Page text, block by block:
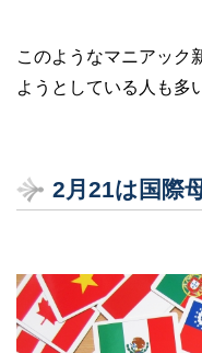
このようなマニアック
ようとしている人も多
2 月21は国際